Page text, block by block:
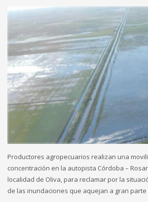
Productores agropecuarios realizan una
concentración en la autopista Córdoba –
localidad de Oliva, para reclamar por la
de las inundaciones que aquejan a gran parte